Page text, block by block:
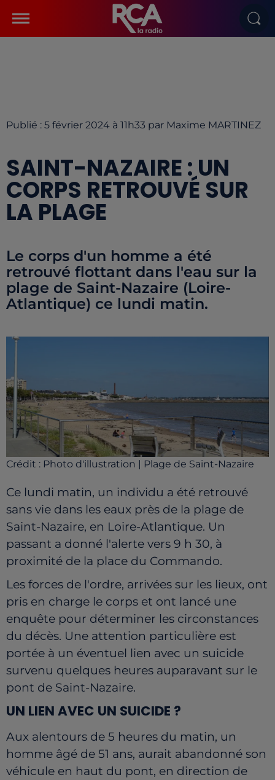
Publié : 5 février 2024 à 11h33 par Maxime MARTINEZ
SAINT-NAZAIRE : UN
CORPS RETROUVÉ SUR
LA PLAGE
Le corps d'un homme a été
retrouvé flottant dans l'eau sur la
plage de Saint-Nazaire (Loire-
Atlantique) ce lundi matin.
Crédit : Photo d'illustration | Plage de Saint-Nazaire
Ce lundi matin, un individu a été retrouvé
sans vie dans les eaux près de la plage de
Saint-Nazaire, en Loire-Atlantique. Un
passant a donné l'alerte vers 9 h 30, à
proximité de la place du Commando.
Les forces de l'ordre, arrivées sur les lieux, ont
pris en charge le corps et ont lancé une
enquête pour déterminer les circonstances
du décès. Une attention particulière est
portée à un éventuel lien avec un suicide
survenu quelques heures auparavant sur le
pont de Saint-Nazaire.
UN LIEN AVEC UN SUICIDE ?
Aux alentours de 5 heures du matin, un
homme âgé de 51 ans, aurait abandonné son
véhicule en haut du pont, en direction de